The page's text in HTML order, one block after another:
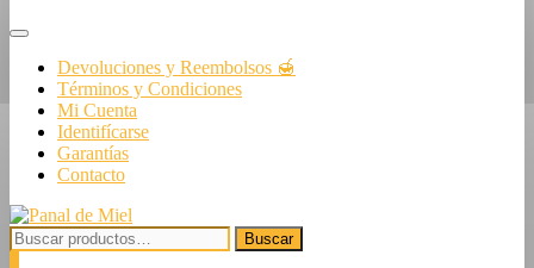
Menú
barra
superior
Devoluciones y Reembolsos 🍯
Términos y Condiciones
Mi Cuenta
Identifícarse
Garantías
Contacto
Buscar
por:
Buscar